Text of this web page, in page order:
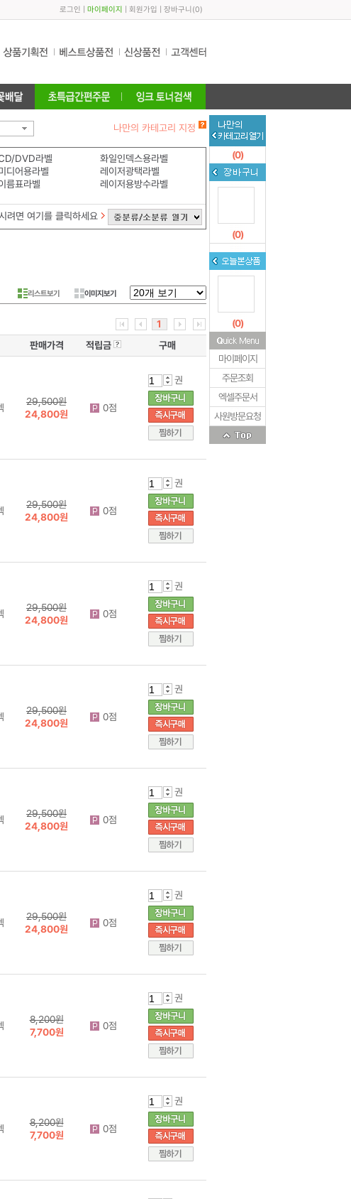
로그인 마이페이지 회원가입 장바구니 (0)
나만의 카테고리 지정
DVD라벨
화일인덱스용라벨
디어용라벨
레이저광택라벨
름표라벨
레이저용방수라벨
려면 여기를 클릭하세요
리스트보기 이미지보기
1
판매가격 적립금 구매
29,500원
24,800원
0점
권
29,500원
24,800원
0점
권
29,500원
24,800원
0점
권
29,500원
24,800원
0점
권
29,500원
24,800원
0점
권
29,500원
24,800원
0점
권
8,200원
7,700원
0점
권
8,200원
7,700원
0점
권
(0)
(0)
(0)
마이페이지
주문조회
엑셀주문서
사원방문요청